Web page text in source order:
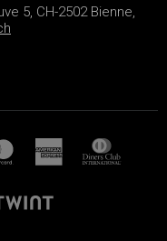
5, CH-2502 Bienne,